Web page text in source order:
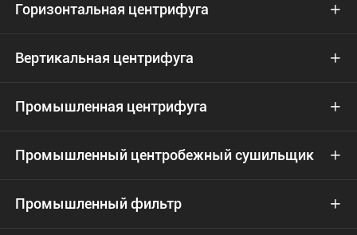
Горизонтальная центрифуга 
Вертикальная центрифуга 
Промышленная центрифуга 
Промышленный центробежный сушильщик 
Промышленный фильтр 